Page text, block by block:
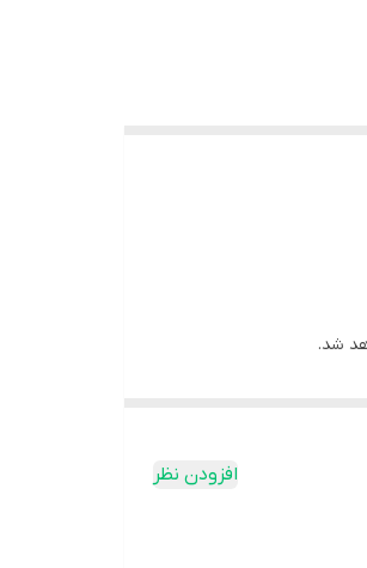
شد.
افزودن نظر